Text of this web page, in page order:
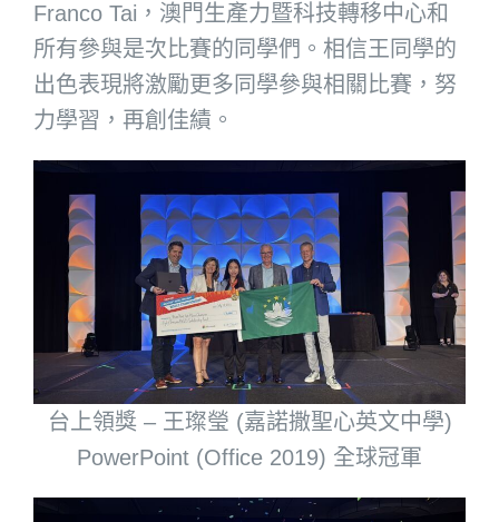
Franco Tai，澳門生產力暨科技轉移中心和
所有參與是次比賽的同學們。相信王同學的
出色表現將激勵更多同學參與相關比賽，努
力學習，再創佳績。
台上領獎 – 王璨瑩 (嘉諾撒聖心英文中學)
PowerPoint (Office 2019) 全球冠軍